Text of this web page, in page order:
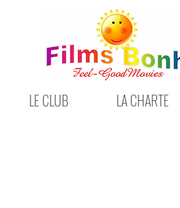
LE CLUB LA CHARTE